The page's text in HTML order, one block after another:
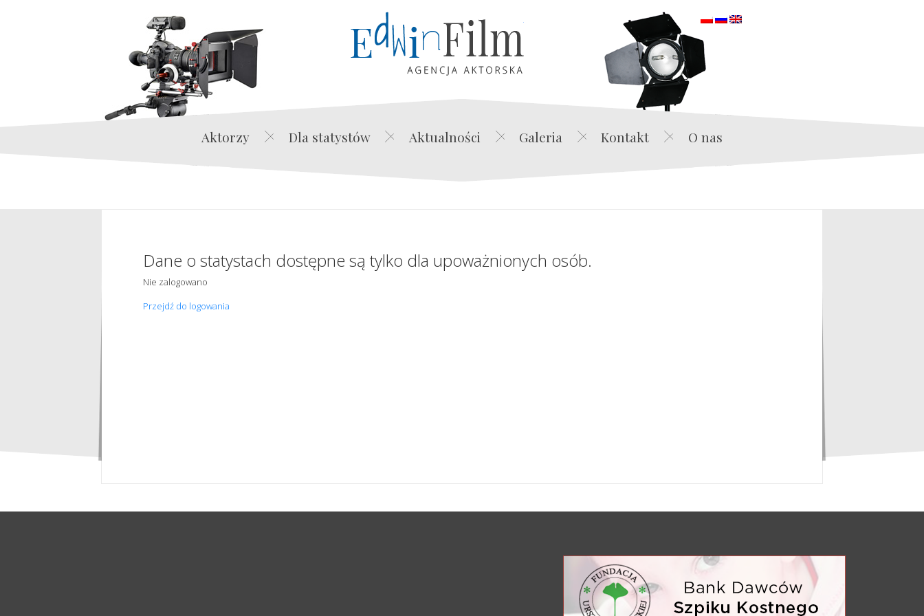
Edwin Film Agencja Aktorska
Aktorzy Dla statystów Aktualności Galeria Kontakt O nas
Dane o statystach dostępne są tylko dla upoważnionych osób.
Nie zalogowano
Przejdź do logowania